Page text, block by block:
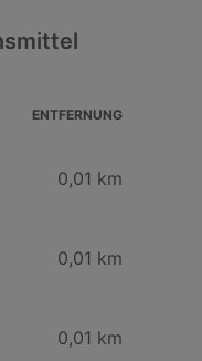
ENTFERNUNG
0,01 km
0,01 km
0,01 km